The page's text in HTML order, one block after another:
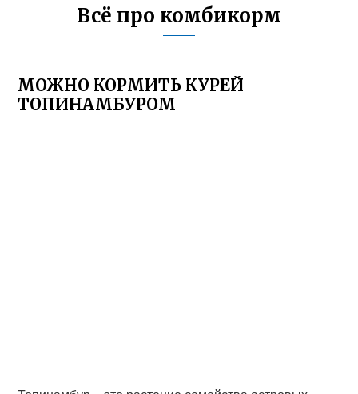
Всё про комбикорм
МОЖНО КОРМИТЬ КУРЕЙ
ТОПИНАМБУРОМ